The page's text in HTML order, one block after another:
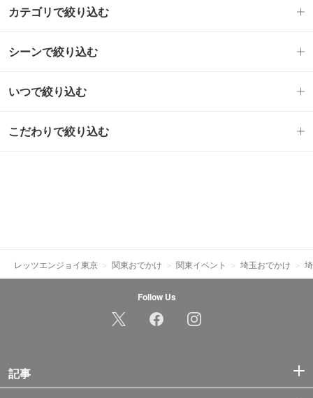
カテゴリで絞り込む
シーンで絞り込む
いつで絞り込む
こだわりで絞り込む
レッツエンジョイ東京 関東おでかけ 関東イベント 埼玉おでかけ
Follow Us
記事